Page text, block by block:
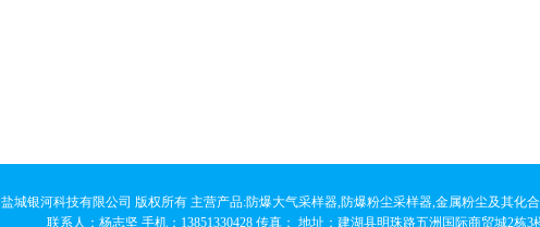
盐城银河科技有限公司 版权所有 主营产品:防爆大气采样器,防爆粉尘采样器,金属粉尘及其化
联系人：杨志坚 手机：13851330428 传真： 地址：建湖县明珠路五洲国际商贸城2栋3